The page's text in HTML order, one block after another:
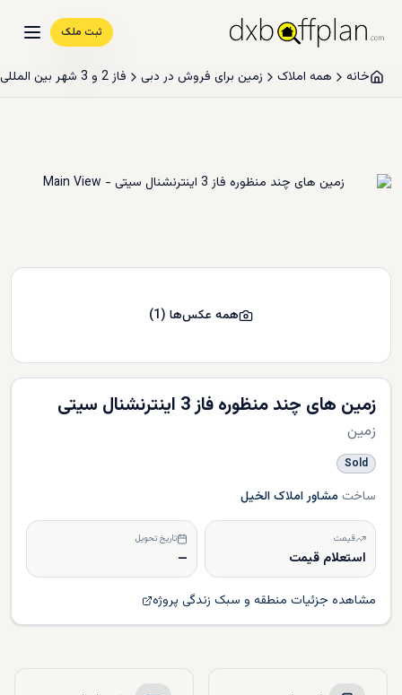
ثبت ملک
خانه همه املاک زمین برای فروش در دبی فاز 2 و 3 شهر بین المللی
زمین های چند منظوره فاز 3 اینترنشنال سیتی
زمین
Sold
ساخت مشاور املاک الخیل
قیمت
استعلام قیمت
تاریخ تحویل
—
مشاهده جزئیات منطقه و سبک زندگی پروژه
همه عکس‌ها (
1
)